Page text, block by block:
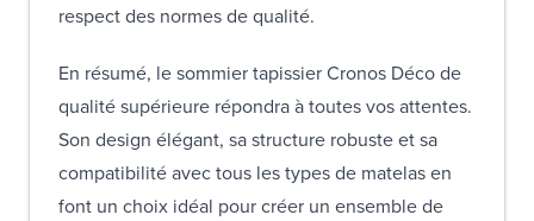
respect des normes de qualité.
En résumé, le sommier tapissier Cronos Déco de
qualité supérieure répondra à toutes vos attentes.
Son design élégant, sa structure robuste et sa
compatibilité avec tous les types de matelas en
font un choix idéal pour créer un ensemble de